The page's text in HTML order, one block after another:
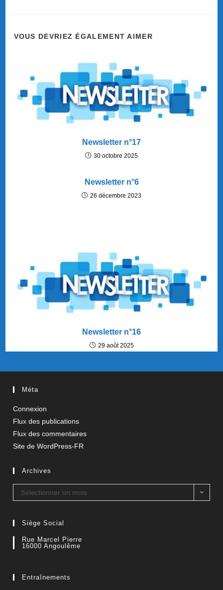
VOUS DEVRIEZ ÉGALEMENT AIMER
Newsletter n°17
30 octobre 2025
Newsletter n°6
26 décembre 2023
Newsletter n°16
29 août 2025
Méta
Connexion
Flux des publications
Flux des commentaires
Site de WordPress-FR
Archives
Sélectionner un mois
Siège Social
Rue Marcel Pierre
16000 Angoulême
Entraînements